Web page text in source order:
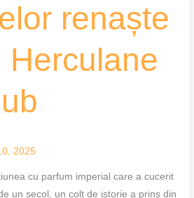
renaște
Herculane
2025
cu parfum imperial care a cucerit
un secol, un colț de istorie a prins din